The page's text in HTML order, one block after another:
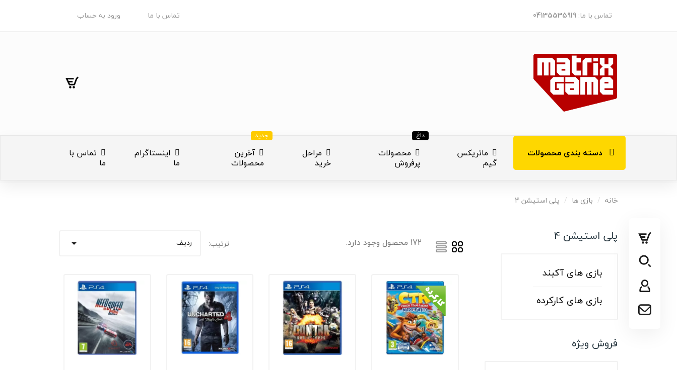
تماس با ما: 04135535919 تماس با ما ورود به حساب
دسته بندی محصولات
ایکس باکس
ماتریکس
گیم
محصولات
پرفروش
داغ
مراحل
خرید
آخرین
محصولات
جدید
اینستاگرام
ما
تماس با
ما
خانه بازی ها پلی استیشن 4
پلی استیشن 4
بازی های آکبند
بازی های کارکرده
فروش ویژه
172 محصول وجود دارد. ترتیب: ردیف 